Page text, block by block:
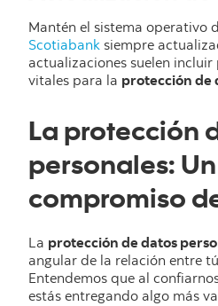
Mantén el sistema operativo
Scotiabank siempre
actualizaciones suelen incluir
vitales para la protección de
La protección
personales: Un
compromiso
La protección de datos
angular de la relación entre
Entendemos que al
estás entregando algo más